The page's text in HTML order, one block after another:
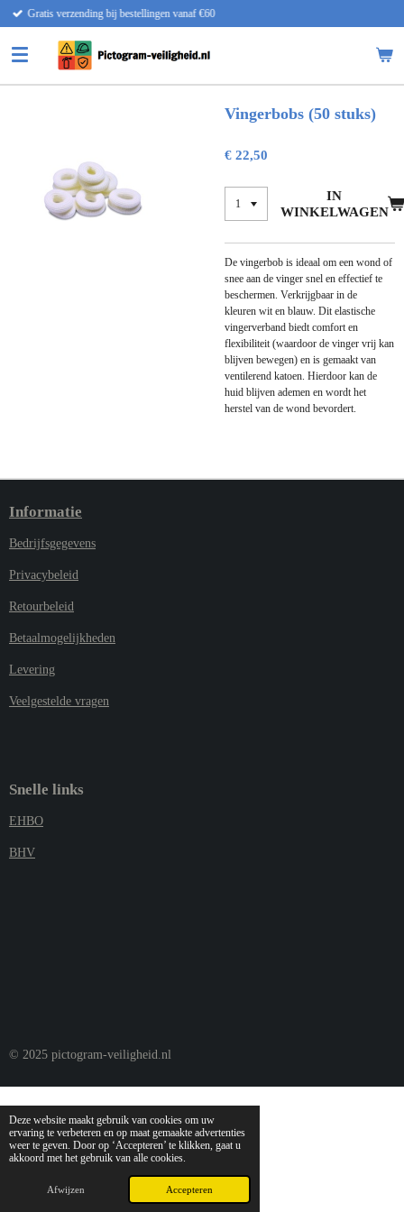
Deze website maakt gebruik van cookies om uw
ervaring te verbeteren en op maat gemaakte advertenties
weer te geven. Door op ‘Accepteren’ te klikken, gaat u
akkoord met het gebruik van alle cookies.
Afwijzen Accepteren
Ga
naar
de
hoofdinhoud
vanaf €60
Vingerbobs (50 stuks)
€ 22,50
IN
WINKELWAGEN
De vingerbob is ideaal om een wond of
snee aan de vinger snel en effectief te
beschermen. Verkrijgbaar in de
kleuren wit en blauw. Dit elastische
vingerverband biedt comfort en
flexibiliteit (waardoor de vinger vrij kan
blijven bewegen) en is gemaakt van
ventilerend katoen. Hierdoor kan de
huid blijven ademen en wordt het
herstel van de wond bevordert.
Informatie
Bedrijfsgegevens
Privacybeleid
Retourbeleid
Betaalmogelijkheden
Levering
Veelgestelde vragen
Snelle links
EHBO
BHV
© 2025 pictogram-veiligheid.nl